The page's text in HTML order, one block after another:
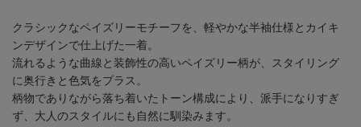
クラシックなペイズリーモチーフを、軽やかな半袖仕様とカイキ
ンデザインで仕上げた一着。
流れるような曲線と装飾性の高いペイズリー柄が、スタイリング
に奥行きと色気をプラス。
柄物でありながら落ち着いたトーン構成により、派手になりすぎ
ず、大人のスタイルにも自然に馴染みます。